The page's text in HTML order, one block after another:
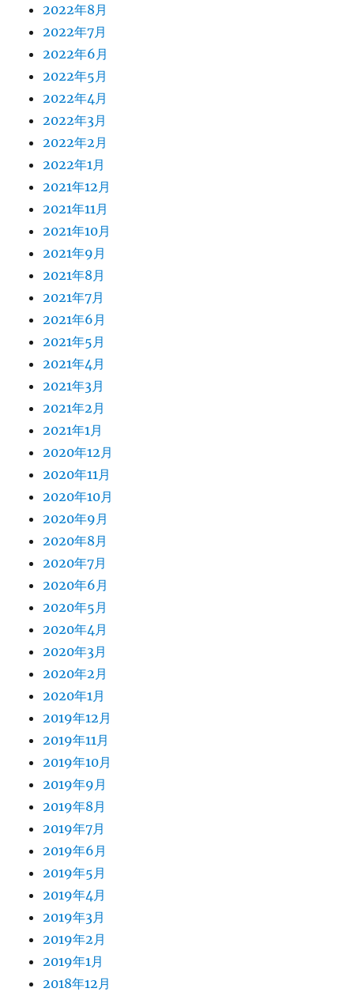
2022年8月
2022年7月
2022年6月
2022年5月
2022年4月
2022年3月
2022年2月
2022年1月
2021年12月
2021年11月
2021年10月
2021年9月
2021年8月
2021年7月
2021年6月
2021年5月
2021年4月
2021年3月
2021年2月
2021年1月
2020年12月
2020年11月
2020年10月
2020年9月
2020年8月
2020年7月
2020年6月
2020年5月
2020年4月
2020年3月
2020年2月
2020年1月
2019年12月
2019年11月
2019年10月
2019年9月
2019年8月
2019年7月
2019年6月
2019年5月
2019年4月
2019年3月
2019年2月
2019年1月
2018年12月